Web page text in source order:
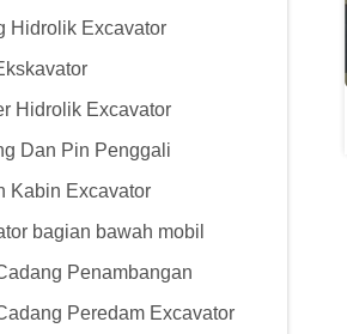
Hidrolik Excavator
Hidrolik Excavator
Dan Pin Penggali
Kabin Excavator
bagian bawah mobil
Penambangan
Peredam Excavator